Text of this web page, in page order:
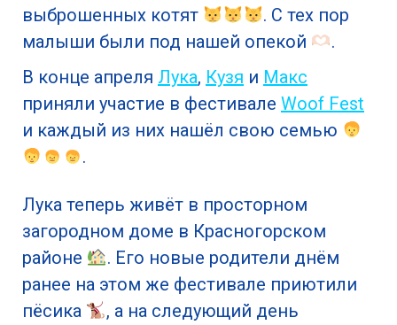
выброшенных котят
. С тех пор
малыши были под нашей опекой
.
В конце апреля Лука, Кузя и Макс
приняли участие в фестивале Woof Fest
и каждый из них нашёл свою семью
.
Лука теперь живёт в просторном
загородном доме в Красногорском
районе
. Его новые родители днём
ранее на этом же фестивале приютили
пёсика
, а на следующий день